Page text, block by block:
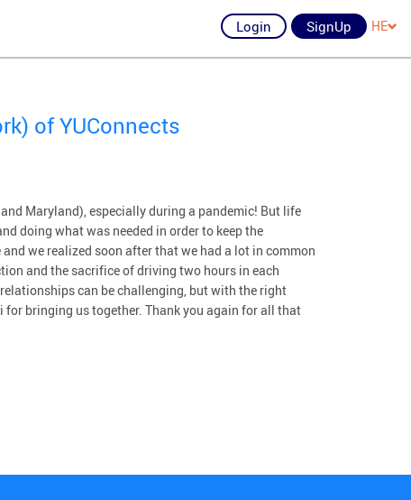
Login SignUp HE
of YUConnects
Maryland), especially during a pandemic! But life
doing what was needed in order to keep the
we realized soon after that we had a lot in common
and the sacrifice of driving two hours in each
can be challenging, but with the right
for bringing us together. Thank you again for all that